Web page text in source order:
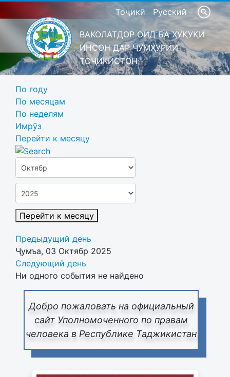
Тоҷикӣ Русский
ВАКОЛАТДОР ОИД БА ҲУҚУҚИ
ИНСОН ДАР ҶУМҲУРИИ
ТОҶИКИСТОН
Добро пожаловать на официальный
сайт Уполномоченного по правам
человека в Республике Таджикистан
По году
По месяцам
По неделям
Имрӯз
Перейти к месяцу
Перейти к месяцу
Предыдущий день
Ҷумъа, 03 Октябр 2025
Следующий день
Ни одного события не найдено